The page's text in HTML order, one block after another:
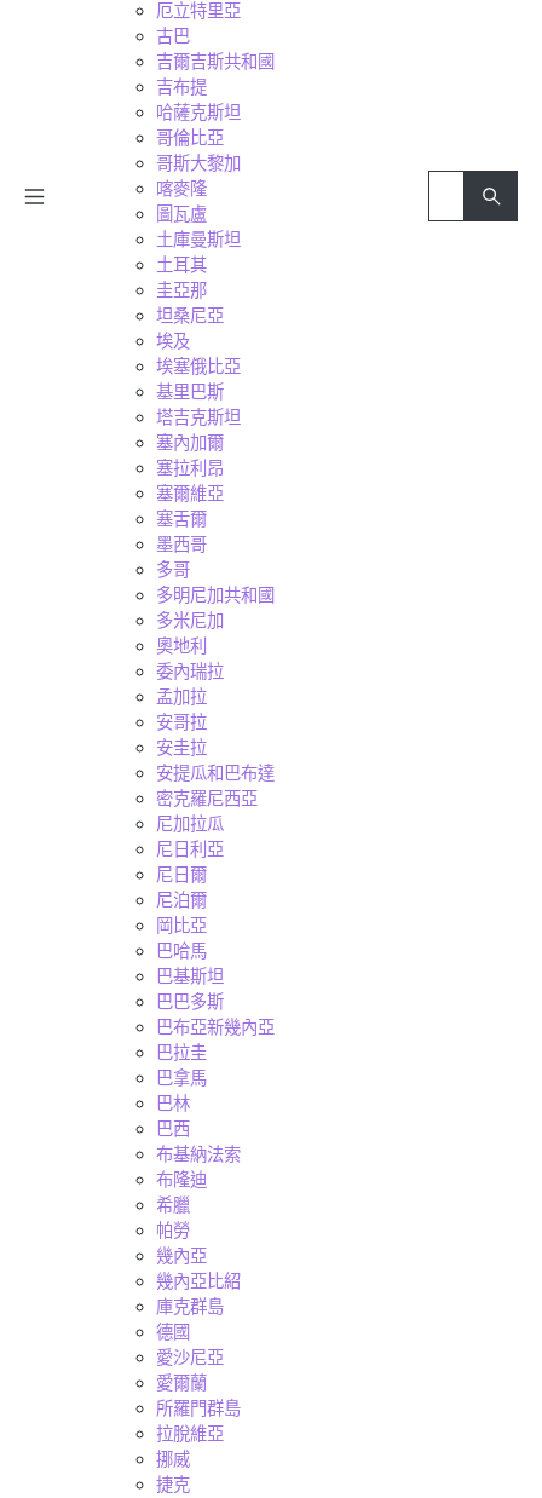
厄立特里亞
古巴
吉爾吉斯共和國
吉布提
哈薩克斯坦
哥倫比亞
哥斯大黎加
喀麥隆
圖瓦盧
土庫曼斯坦
土耳其
圭亞那
坦桑尼亞
埃及
埃塞俄比亞
基里巴斯
塔吉克斯坦
塞內加爾
塞拉利昂
塞爾維亞
塞舌爾
墨西哥
多哥
多明尼加共和國
多米尼加
奧地利
委內瑞拉
孟加拉
安哥拉
安圭拉
安提瓜和巴布達
密克羅尼西亞
尼加拉瓜
尼日利亞
尼日爾
尼泊爾
岡比亞
巴哈馬
巴基斯坦
巴巴多斯
巴布亞新幾內亞
巴拉圭
巴拿馬
巴林
巴西
布基納法索
布隆迪
希臘
帕勞
幾內亞
幾內亞比紹
庫克群島
德國
愛沙尼亞
愛爾蘭
所羅門群島
拉脫維亞
挪威
捷克